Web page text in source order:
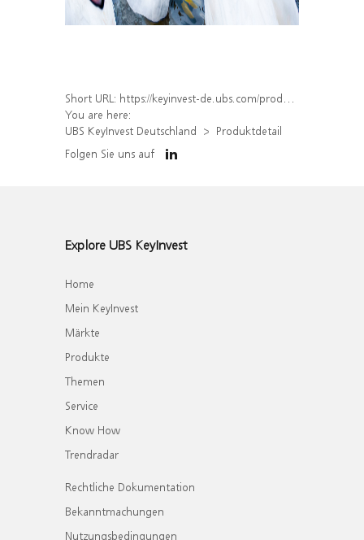
Short URL: https://keyinvest-de.ubs.com/produkt/detail/index/isin/DE000WA1ETD5
You are here:
UBS KeyInvest Deutschland
Produktdetail
Folgen Sie uns auf
Explore UBS KeyInvest
Home
Mein KeyInvest
Märkte
Produkte
Themen
Service
Know How
Trendradar
Rechtliche Dokumentation
Bekanntmachungen
Nutzungsbedingungen